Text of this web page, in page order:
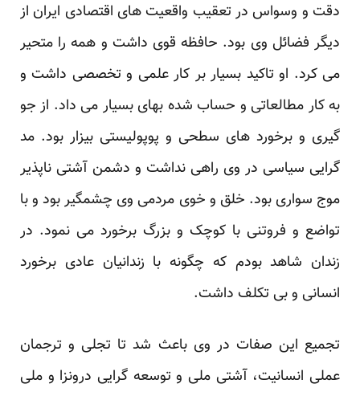
دقت و وسواس در تعقیب واقعیت های اقتصادی ایران از
دیگر فضائل وی بود. حافظه قوی داشت و همه را متحیر
می کرد. او تاکید بسیار بر کار علمی و تخصصی داشت و
به کار مطالعاتی و حساب شده بهای بسیار می داد. از جو
گیری و برخورد های سطحی و پوپولیستی بیزار بود. مد
گرایی سیاسی در وی راهی نداشت و دشمن آشتی ناپذیر
موج سواری بود. خلق و خوی مردمی وی چشمگیر بود و با
تواضع و فروتنی با کوچک و بزرگ برخورد می نمود. در
زندان شاهد بودم که چگونه با زندانیان عادی برخورد
انسانی و بی تکلف داشت.
تجمیع این صفات در وی باعث شد تا تجلی و ترجمان
عملی انسانیت، آشتی ملی و توسعه گرایی درونزا و ملی